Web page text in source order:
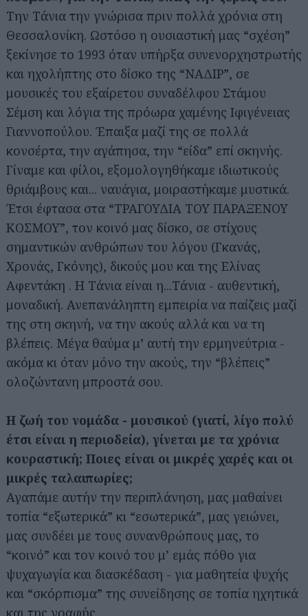
Την Τάνια την γνώρισα πριν πολλά χρόνια στη
Θεσσαλονίκη. Ωστόσο η ουσιαστική μας “σχέση”
ξεκίνησε το 1993 όταν υπήρξα συνενορχηστρωτής
και ηχολήπτης στο δίσκο της “ΝΑΔΙΡ”, σε
μουσικές του εξαίρετου συναδέλφου Στάμου
Σέμση και λόγια της πρόωρα χαμένης Ιφιγένειας
Γιαννοπούλου. Έπαιξα μαζί της σε πολλά
κονσέρτα, την αγάπησα, την “είδα” επί σκηνής.
Γίναμε και φίλοι, εξομολογηθήκαμε ιδιωτικούς
θριάμβους και... ναυάγια, μοιραστήκαμε μυστικά.
Έτσι έφτασα στα “ΤΡΑΓΟΥΔΙΑ ΤΟΥ ΠΑΡΑΞΕΝΟΥ
ΚΟΣΜΟΥ”, τον κοινό μας δίσκο, σε στίχους
σημαντικών ανθρώπων του λόγου (Γκανάς,
Χρονάς, Γκόνης), δικούς μου και της Ελίνας
Αφεντάκη . Η Τάνια είναι η...Τάνια - αυθεντική,
μοναδική. Ανεπανάληπτη εμπειρία να παίζεις μαζί
της στη σκηνή, να την ακούς αλλά και να τη
βλέπεις. Μέγα θαύμα μ’ αυτή την ερμηνεύτρια -
ακόμα κι όταν μόνο την ακούς, την “βλέπεις”
ολοζώντανη μπροστά σου.
Η ζωή του νομάδα - μουσικού (γιατί, λίγο πολύ
έτσι είναι η περιοδεία), γίνεται με τα χρόνια
κουραστική; Ποιες είναι οι μικρές χαρές και οι
μικρές ταλαιπωρίες;
Αγαπάμε αυτήν την περιπλάνηση, μας μαθαίνει
τοπία “εξωτερικά” κι “εσωτερικά”, μας γειώνει,
μας συνδέει με τους συνανθρώπους μας, το
“κοινό” και τον κοινό του μ’ εμάς πόθο για
ψυχαγωγία και διασκέδαση - για μαθητεία ψυχής
και “σκόρπισμα” της συνείδησης σε τοπία ηχητικά
και της γραφής.